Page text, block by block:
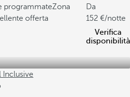
programmateZona
offerta
Da
152
/notte
Verifica
disponibilità
Inclusive